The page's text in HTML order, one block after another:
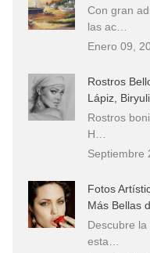
Con gran
las ac…
Enero 09,
Rostros
Lápiz,
Rostros
H…
Septiembre
Fotos
Más Bellas
Descubre
esta…